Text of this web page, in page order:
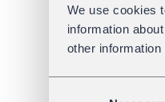
We use cookies
information
other